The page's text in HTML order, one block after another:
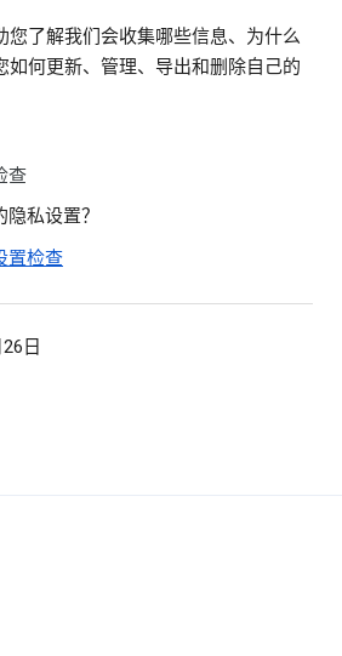
您了解我们会收集哪些信息、为什么
如何更新、管理、导出和删除自己的
查
私设置？
置检查
日